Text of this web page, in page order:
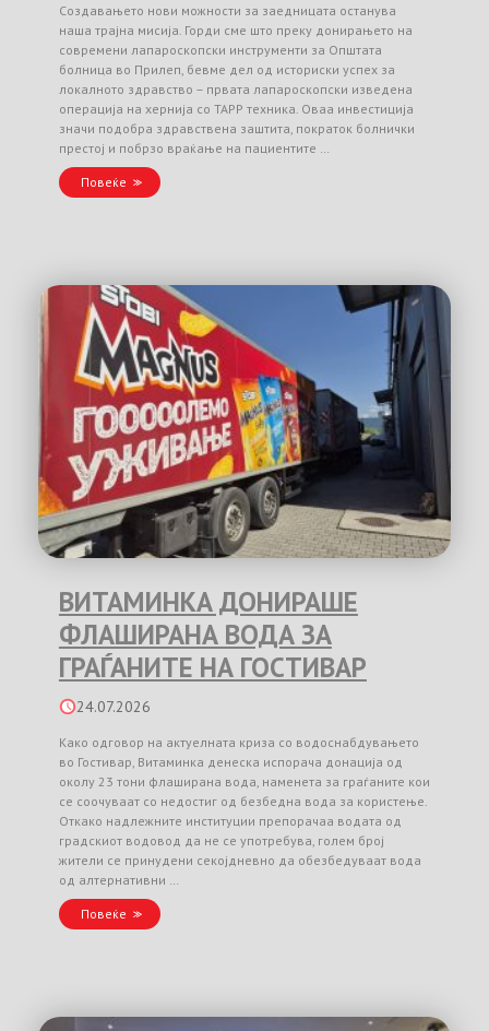
Создавањето нови можности за заедницата останува
наша трајна мисија. Горди сме што преку донирањето на
современи лапароскопски инструменти за Општата
болница во Прилеп, бевме дел од историски успех за
локалното здравство – првата лапароскопски изведена
операција на хернија со TAPP техника. Оваа инвестиција
значи подобра здравствена заштита, пократок болнички
престој и побрзо враќање на пациентите …
Повеќе
ВИТАМИНКА ДОНИРАШЕ
ФЛАШИРАНА ВОДА ЗА
ГРАЃАНИТЕ НА ГОСТИВАР
24.07.2026
Како одговор на актуелната криза со водоснабдувањето
во Гостивар, Витаминка денеска испорача донација од
околу 23 тони флаширана вода, наменета за граѓаните кои
се соочуваат со недостиг од безбедна вода за користење.
Откако надлежните институции препорачаа водата од
градскиот водовод да не се употребува, голем број
жители се принудени секојдневно да обезбедуваат вода
од алтернативни …
Повеќе